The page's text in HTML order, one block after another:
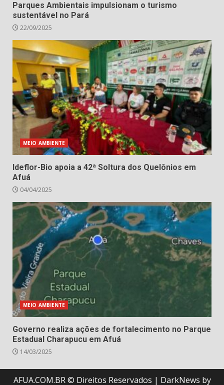
Parques Ambientais impulsionam o turismo
sustentável no Pará
22/09/2025
MEIO AMBIENTE
Ideflor-Bio apoia a 42ª Soltura dos Quelônios em
Afuá
04/04/2025
MEIO AMBIENTE
Governo realiza ações de fortalecimento no Parque
Estadual Charapucu em Afuá
14/03/2025
AFUA.COM.BR © Direitos Reservados | DarkNews by